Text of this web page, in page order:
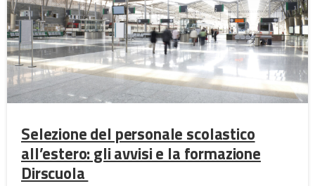
Selezione del personale scolastico
all’estero: gli avvisi e la formazione
Dirscuola